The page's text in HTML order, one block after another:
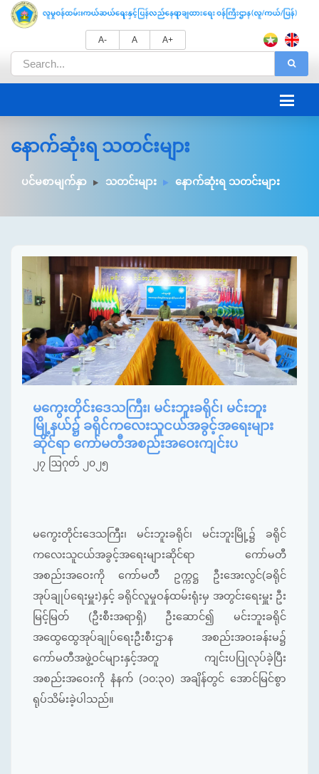
A- A A+
နောက်ဆုံးရ သတင်းများ
ပင်မစာမျက်နှာ သတင်းများ နောက်ဆုံးရ သတင်းများ
မကွေးတိုင်းဒေသကြီး၊ မင်းဘူးခရိုင်၊ မင်းဘူး
မြို့နယ်၌ ခရိုင်ကလေးသူငယ်အခွင့်အရေးများ
ဆိုင်ရာ ကော်မတီအစည်းအဝေးကျင်းပ
၂၇ ဩဂုတ် ၂၀၂၅
မကွေးတိုင်းဒေသကြီး၊ မင်းဘူးခရိုင်၊ မင်းဘူးမြို့၌ ခရိုင်
ကလေးသူငယ်အခွင့်အရေးများဆိုင်ရာ ကော်မတီ
အစည်းအဝေးကို ကော်မတီ ဥက္ကဋ္ဌ ဦးအေးလွင်(ခရိုင်
အုပ်ချုပ်ရေးမှူး)နှင့် ခရိုင်လူမှုဝန်ထမ်းရုံးမှ အတွင်းရေးမှူး ဦး
မြင့်မြတ် (ဦးစီးအရာရှိ) ဦးဆောင်၍ မင်းဘူးခရိုင်
အထွေထွေအုပ်ချုပ်ရေးဦးစီးဌာန အစည်းအဝးခန်းမ၌
ကော်မတီအဖွဲ့ဝင်များနှင့်အတူ ကျင်းပပြုလုပ်ခဲ့ပြီး
အစည်းအဝေးကို နံနက် (၁၀:၃၀) အချိန်တွင် အောင်မြင်စွာ
ရုပ်သိမ်းခဲ့ပါသည်။